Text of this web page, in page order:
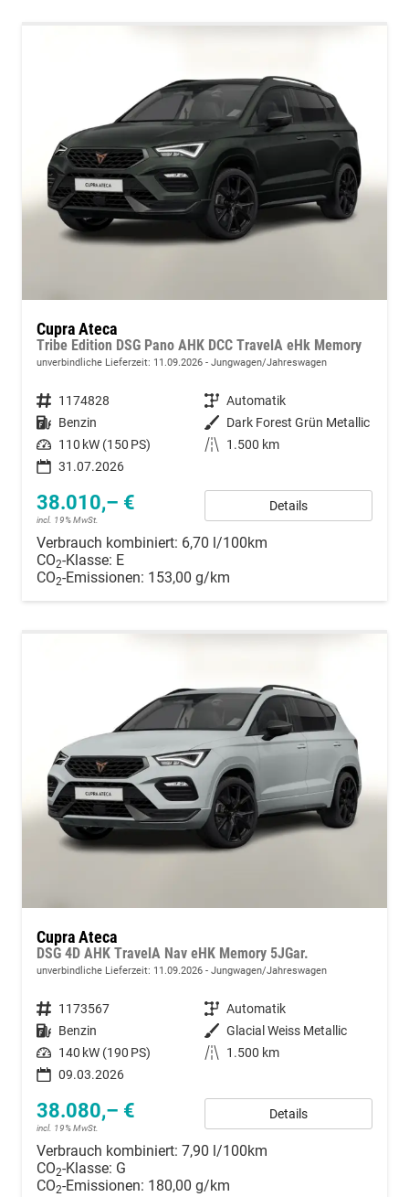
Cupra Ateca
Tribe Edition DSG Pano AHK DCC TravelA eHk Memory
unverbindliche Lieferzeit: 11.09.2026 Jungwagen/Jahreswagen
Fahrzeugnummer 1174828 Getriebe Automatik
Kraftstoff Benzin Außenfarbe Dark Forest Grün Metallic
Leistung 110 kW (150 PS) Kilometerstand
1.500 km
31.07.2026
38.010,– €
incl. 19% MwSt.
Details
Verbrauch kombiniert: 6,70 l/100km
CO2-Klasse: E
CO2-Emissionen: 153,00 g/km
Cupra Ateca
DSG 4D AHK TravelA Nav eHK Memory 5JGar.
unverbindliche Lieferzeit: 11.09.2026 Jungwagen/Jahreswagen
Fahrzeugnummer 1173567 Getriebe Automatik
Kraftstoff Benzin Außenfarbe Glacial Weiss Metallic
Leistung 140 kW (190 PS) Kilometerstand
1.500 km
09.03.2026
38.080,– €
incl. 19% MwSt.
Details
Verbrauch kombiniert: 7,90 l/100km
CO2-Klasse: G
CO2-Emissionen: 180,00 g/km